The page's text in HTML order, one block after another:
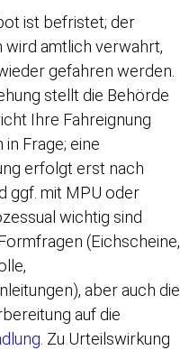
ist befristet; der
wird amtlich verwahrt,
gefahren werden.
stellt die Behörde
Ihre Fahreignung
Frage; eine
erfolgt erst nach
ggf. mit MPU oder
wichtig sind
(Eichscheine,
aber auch die
auf die
. Zu Urteilswirkung